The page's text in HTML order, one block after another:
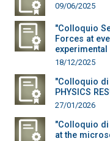
09/06/2025
"Colloquio
Forces at
18/12/2025
"Colloquio di
PHYSICS
27/01/2026
"Colloquio di
at the